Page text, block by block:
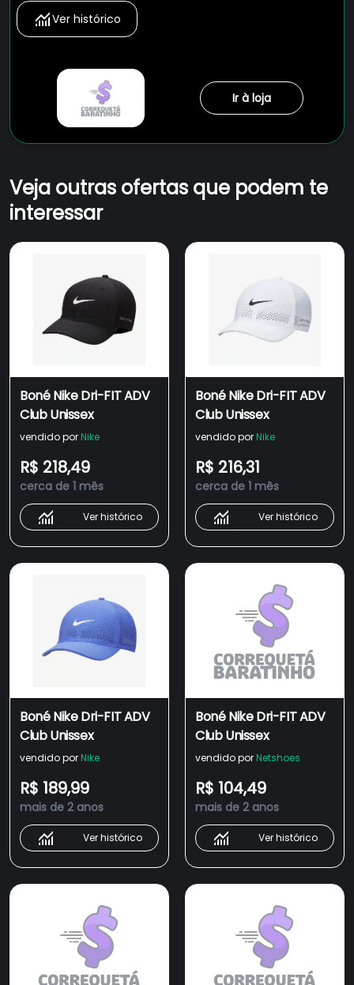
Ver histórico
Ir à loja
Veja outras ofertas que podem te
interessar
Boné Nike Dri-FIT ADV
Club Unissex
vendido por Nike
R$ 218,49
cerca de 1 mês
Ver histórico
Boné Nike Dri-FIT ADV
Club Unissex
vendido por Nike
R$ 216,31
cerca de 1 mês
Ver histórico
Boné Nike Dri-FIT ADV
Club Unissex
vendido por Nike
R$ 189,99
mais de 2 anos
Ver histórico
Boné Nike Dri-FIT ADV
Club Unissex
vendido por Netshoes
R$ 104,49
mais de 2 anos
Ver histórico